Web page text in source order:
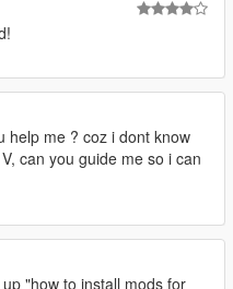
help me ? coz i dont know
can you guide me so i can
"how to install mods for